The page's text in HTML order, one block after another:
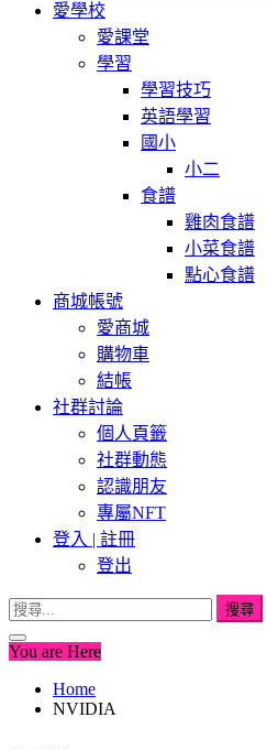
愛學校
愛課堂
學習
學習技巧
英語學習
國小
小二
食譜
雞肉食譜
小菜食譜
點心食譜
商城帳號
愛商城
購物車
結帳
社群討論
個人頁籤
社群動態
認識朋友
專屬NFT
登入 | 註冊
登出
搜
尋
關
You are Here
Home
NVIDIA